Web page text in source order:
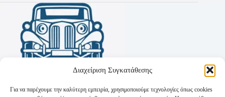
Διαχείριση Συγκατάθεσης
Για να παρέχουμε την καλύτερη εμπειρία, χρησιμοποιούμε τεχνολογίες όπως cookies